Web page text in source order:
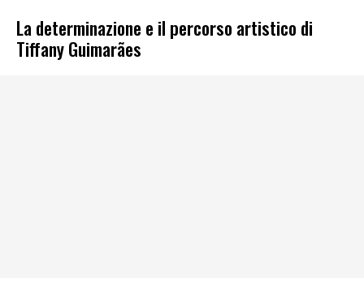
La determinazione e il percorso artistico di
Tiffany Guimarães